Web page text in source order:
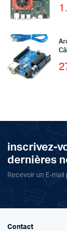
inscrivez-
dernières
Recevoir un E-
Contact